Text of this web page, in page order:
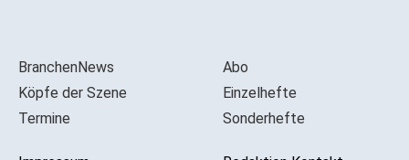
BranchenNews
Köpfe der Szene
Termine
Abo
Einzelhefte
Sonderhefte